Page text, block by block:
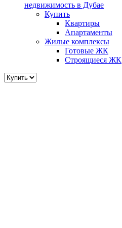
недвижимость в Дубае
Купить
Квартиры
Апартаменты
Жилые комплексы
Готовые ЖК
Строящиеся ЖК